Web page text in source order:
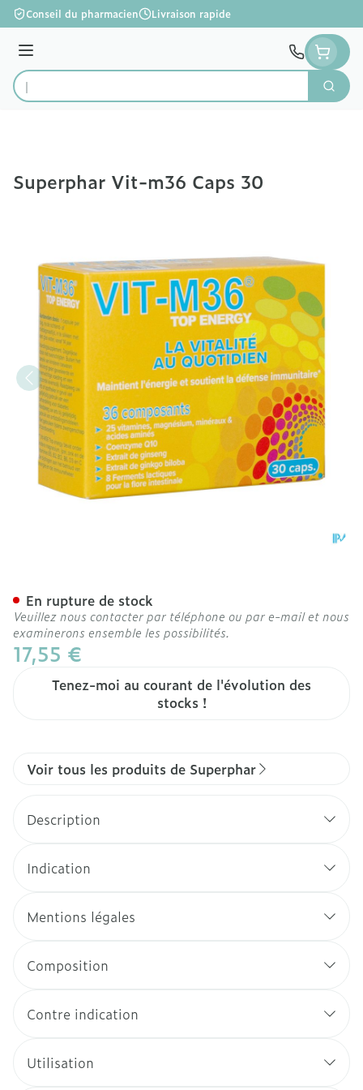
Aller au contenu
Conseil du pharmacien Livraison rapide
Menu
Rechercher
Superphar Vit-m36 Caps 30
17,55 €
Tenez-moi au courant de l'évolution des
stocks !
En rupture de stock
Veuillez nous contacter par téléphone ou par e-mail et nous
examinerons ensemble les possibilités.
Voir tous les produits de Superphar
Description
Indication
Mentions légales
Composition
Contre indication
Utilisation